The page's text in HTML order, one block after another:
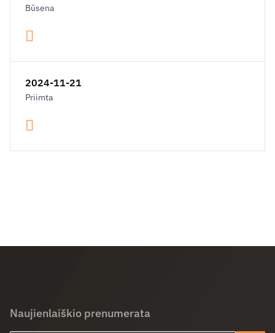
Būsena
2024-11-21
Priimta
Naujienlaiškio prenumerata